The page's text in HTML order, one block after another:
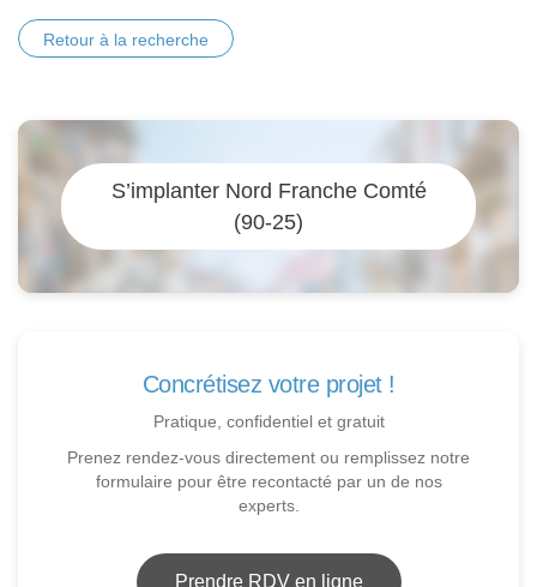
Retour à la recherche
S’implanter Nord Franche Comté
(90-25)
Concrétisez votre projet !
Pratique, confidentiel et gratuit
Prenez rendez-vous directement ou remplissez notre
formulaire pour être recontacté par un de nos
experts.
Prendre RDV en ligne